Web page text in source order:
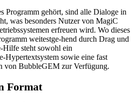
Programm gehört, sind alle Dialoge in
was besonders Nutzer von MagiC
erfreuen wird. Wo dieses
weitestge-hend durch Drag und
Hilfe steht sowohl ein
Hypertextsystem sowie eine fast
von BubbleGEM zur Verfügung.
Format